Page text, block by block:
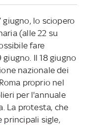
giugno, lo sciopero
(alle 22 su
fare
Il 18 giugno
nazionale dei
proprio nel
per l'annuale
La protesta, che
principali sigle,